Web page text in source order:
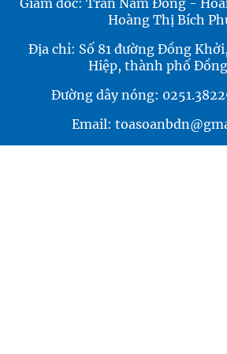
Giám đốc: Trần Nam Đông -
Hoàng Thị Bích
Địa chỉ: Số 81 đường Đồng
Hiệp, thành phố
Đường dây nóng:
Email: